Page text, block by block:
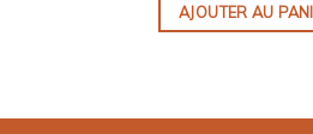
AJOUTER AU